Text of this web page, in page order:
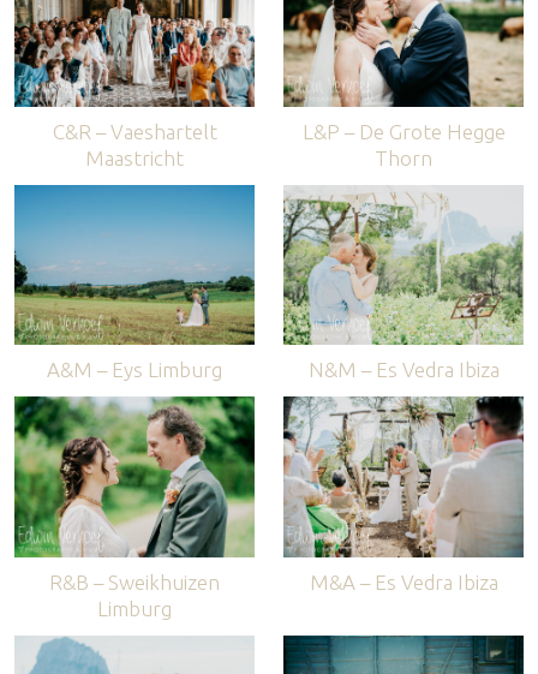
C&R – Vaeshartelt
Maastricht
L&P – De Grote Hegge
Thorn
A&M – Eys Limburg N&M – Es Vedra Ibiza
R&B – Sweikhuizen
Limburg
M&A – Es Vedra Ibiza